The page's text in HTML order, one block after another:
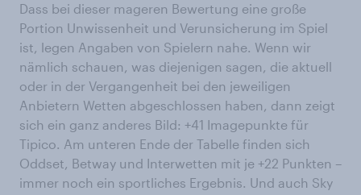
Dass bei dieser mageren Bewertung eine große
Portion Unwissenheit und Verunsicherung im Spiel
ist, legen Angaben von Spielern nahe. Wenn wir
nämlich schauen, was diejenigen sagen, die aktuell
oder in der Vergangenheit bei den jeweiligen
Anbietern Wetten abgeschlossen haben, dann zeigt
sich ein ganz anderes Bild: +41 Imagepunkte für
Tipico. Am unteren Ende der Tabelle finden sich
Oddset, Betway und Interwetten mit je +22 Punkten –
immer noch ein sportliches Ergebnis. Und auch Sky